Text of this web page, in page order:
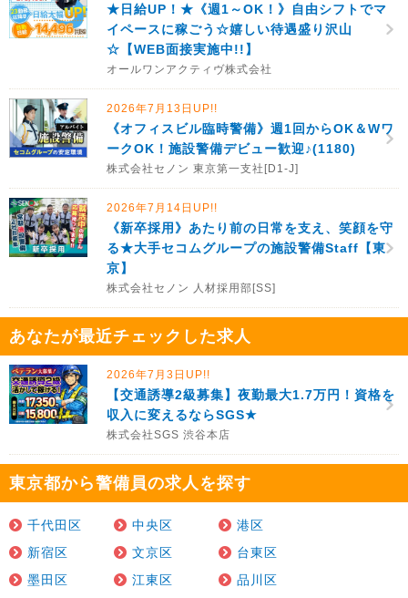
★日給UP！★《週1～OK！》自由シフトでマ
イペースに稼ごう☆嬉しい待遇盛り沢山
☆【WEB面接実施中!!】
オールワンアクティヴ株式会社
2026年7月13日UP!!
《オフィスビル臨時警備》週1回からOK＆Wワ
ークOK！施設警備デビュー歓迎♪(1180)
株式会社セノン 東京第一支社[D1-J]
2026年7月14日UP!!
《新卒採用》あたり前の日常を支え、笑顔を守
る★大手セコムグループの施設警備Staff【東
京】
株式会社セノン 人材採用部[SS]
あなたが最近チェックした求人
2026年7月3日UP!!
【交通誘導2級募集】夜勤最大1.7万円！資格を
収入に変えるならSGS★
株式会社SGS 渋谷本店
東京都から警備員の求人を探す
千代田区 中央区
港区
新宿区
文京区
台東区
墨田区
江東区
品川区